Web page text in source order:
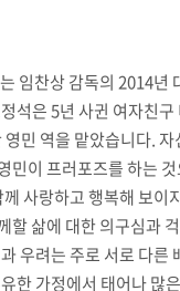
임찬상 감독의 2014년
석은 5년 사귄 여자친
민 역을 맡았습니다.
민이 프러포즈를 하는
사랑하고 행복해 보이
할 삶에 대한 의구심과
우려는 주로 서로 다른
한 가정에서 태어나 많